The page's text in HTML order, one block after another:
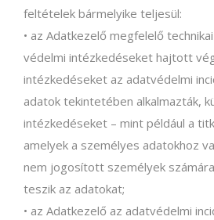
feltételek bármelyike teljesül:
• az Adatkezelő megfelelő
védelmi intézkedéseket hajtott
intézkedéseket az adatvédelmi
adatok tekintetében alkalmazták,
intézkedéseket – mint például a
amelyek a személyes adatokhoz
nem jogosított személyek
teszik az adatokat;
• az Adatkezelő az adatvédelmi